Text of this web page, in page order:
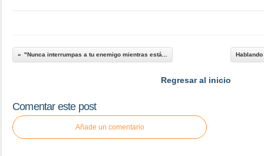
"Nunca interrumpas a tu enemigo mientras está...
Regresar al inicio
Comentar este post
Añade un comentario